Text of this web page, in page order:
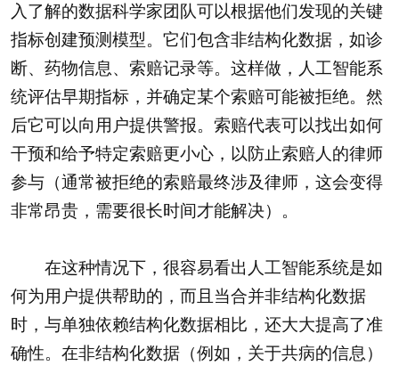
入了解的数据科学家团队可以根据他们发现的关键
指标创建预测模型。它们包含非结构化数据，如诊
断、药物信息、索赔记录等。这样做，人工智能系
统评估早期指标，并确定某个索赔可能被拒绝。然
后它可以向用户提供警报。索赔代表可以找出如何
干预和给予特定索赔更小心，以防止索赔人的律师
参与（通常被拒绝的索赔最终涉及律师，这会变得
非常昂贵，需要很长时间才能解决）。
在这种情况下，很容易看出人工智能系统是如
何为用户提供帮助的，而且当合并非结构化数据
时，与单独依赖结构化数据相比，还大大提高了准
确性。在非结构化数据（例如，关于共病的信息）